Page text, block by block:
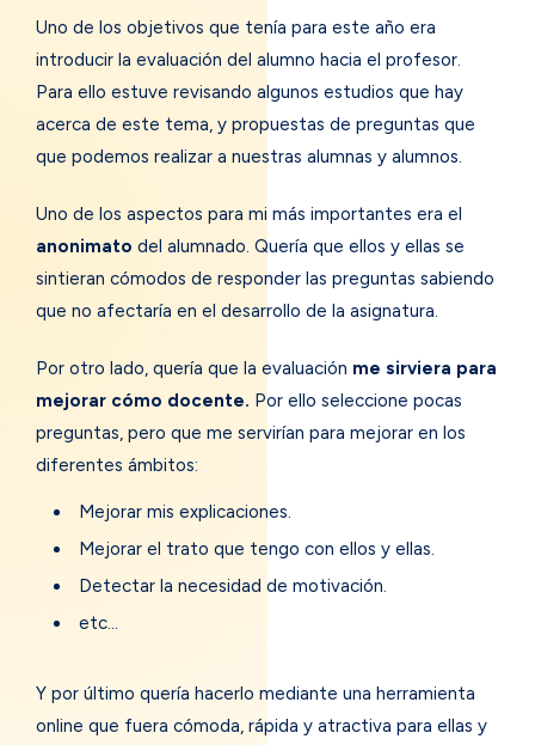
Uno de los objetivos que tenía para este año era
introducir la evaluación del alumno hacia el profesor.
Para ello estuve revisando algunos estudios que hay
acerca de este tema, y propuestas de preguntas que
que podemos realizar a nuestras alumnas y alumnos.
Uno de los aspectos para mi más importantes era el
anonimato del alumnado. Quería que ellos y ellas se
sintieran cómodos de responder las preguntas sabiendo
que no afectaría en el desarrollo de la asignatura.
Por otro lado, quería que la evaluación me sirviera para
mejorar cómo docente. Por ello seleccione pocas
preguntas, pero que me servirían para mejorar en los
diferentes ámbitos:
Mejorar mis explicaciones.
Mejorar el trato que tengo con ellos y ellas.
Detectar la necesidad de motivación.
etc…
Y por último quería hacerlo mediante una herramienta
online que fuera cómoda, rápida y atractiva para ellas y